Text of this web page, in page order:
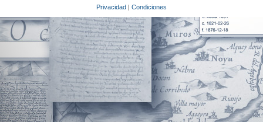
Privacidad | Condiciones